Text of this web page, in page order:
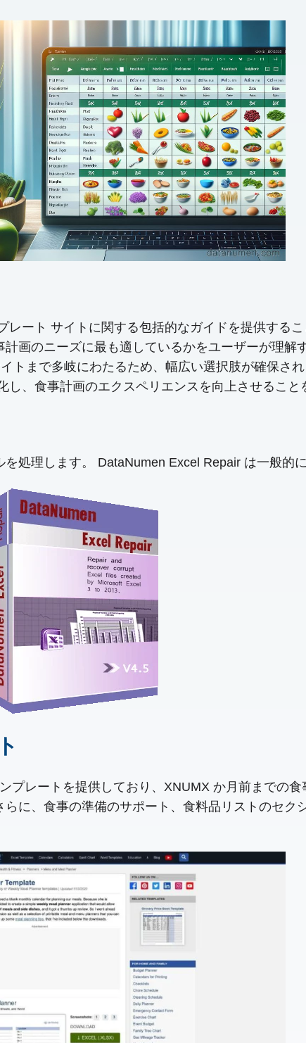
ート サイトに関する包括的なガイドを提供する
画のニーズに最も適しているかをユーザーが理解
トまで多岐にわたるため、幅広い選択肢が確保さ
、食事計画のエクスペリエンスを向上させること
処理します。 DataNumen Excel Repair は一般的
プレートを提供しており、XNUMX か月前までの
に、食事の準備のサポート、食料品リストのセク